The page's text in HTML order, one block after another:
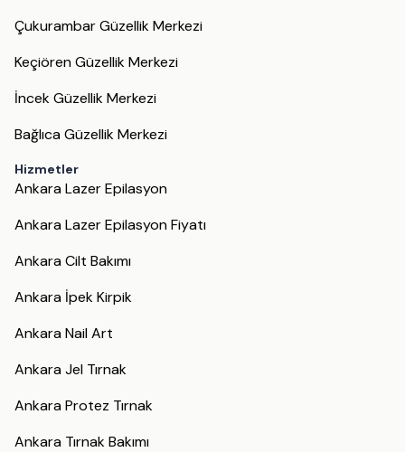
Çukurambar Güzellik Merkezi
Keçiören Güzellik Merkezi
İncek Güzellik Merkezi
Bağlıca Güzellik Merkezi
Hizmetler
Ankara Lazer Epilasyon
Ankara Lazer Epilasyon Fiyatı
Ankara Cilt Bakımı
Ankara İpek Kirpik
Ankara Nail Art
Ankara Jel Tırnak
Ankara Protez Tırnak
Ankara Tırnak Bakımı